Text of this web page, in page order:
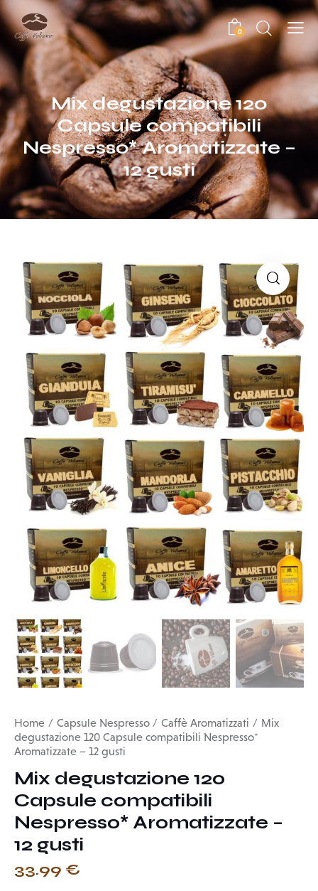
0
Mix degustazione 120
Capsule compatibili
Nespresso* Aromatizzate –
12 gusti
Home Capsule Nespresso Caffè Aromatizzati
Mix
degustazione 120 Capsule compatibili Nespresso*
Aromatizzate – 12 gusti
Mix degustazione 120
Capsule compatibili
Nespresso* Aromatizzate –
12 gusti
33.99 €